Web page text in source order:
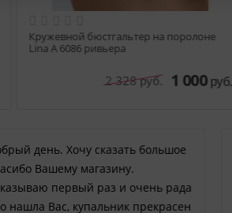
Кружевной бюстгальтер на
Lina A 6086 ривьера
2 328 руб. 1
день. Хочу сказать большое
Вашему магазину.
первый раз и очень рада
нашла Вас, купальник прекрасен